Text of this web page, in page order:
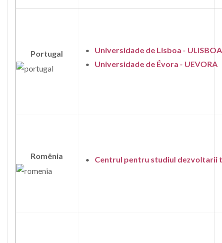
Portugal
Universidade de Lisboa - ULISBOA
Universidade de Évora - UEVORA
Romênia Centrul pentru studiul dezvoltarii